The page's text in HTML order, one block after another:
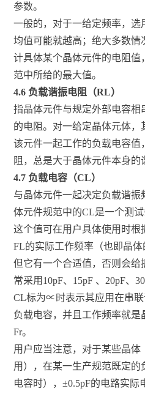
参数。
一般的，对于一给定频率，选
均值可能就越高；绝大多数情
计具体某个晶体元件的电阻
范中所给的最大值。
4.6 负载谐振电阻（RL）
指晶体元件与规定外部电容
的电阻。对一给定晶体元体，
该元件一起工作的负载电容
阻，总是大于晶体元件本身的
4.7 负载电容（CL）
与晶体元件一起决定负载谐
体元件规范中的CL是一个测
这个值可在用户具体使用时根
FL的实际工作频率（也即晶体
但它有一个合适值，否则会给
常采用10pF、15pF 、20pF、
CL标为∝时表示其应用在串
负载电容，并且工作频率就
Fr。
用户应当注意，对于某些晶体
用），在某一生产规范既定
电容时），±0.5pF的电路实际